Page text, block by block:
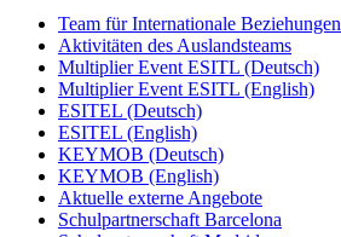
Team für Internationale Beziehungen
Aktivitäten des Auslandsteams
Multiplier Event ESITL (Deutsch)
Multiplier Event ESITL (English)
ESITEL (Deutsch)
ESITEL (English)
KEYMOB (Deutsch)
KEYMOB (English)
Aktuelle externe Angebote
Schulpartnerschaft Barcelona